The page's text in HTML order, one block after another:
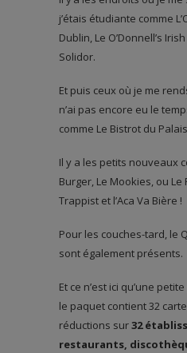
j’étais étudiante comme
Dublin, Le O’Donnell’s
Solidor.
Et puis ceux où je me
n’ai pas encore eu le
comme Le Bistrot du
Il y a les petits nouveaux
Burger, Le Mookies, ou Le
Trappist et l’Aca Va Bière !
Pour les couches-tard, le
sont également présents.
Et ce n’est ici qu’une
le paquet contient 32
réductions sur32
restaurants,